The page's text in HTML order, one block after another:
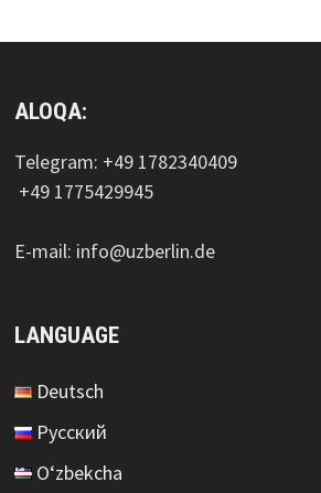
ALOQA:
Telegram: +49
+49 1775429945
E-mail: info@uzberlin.de
LANGUAGE
Deutsch
Русский
O‘zbekcha